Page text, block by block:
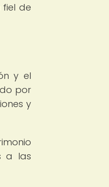
de
y el
por
y
a las